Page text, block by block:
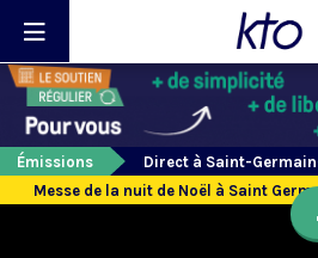
Émissions
Direct à Saint-
Messe de la nuit de Noël à Saint